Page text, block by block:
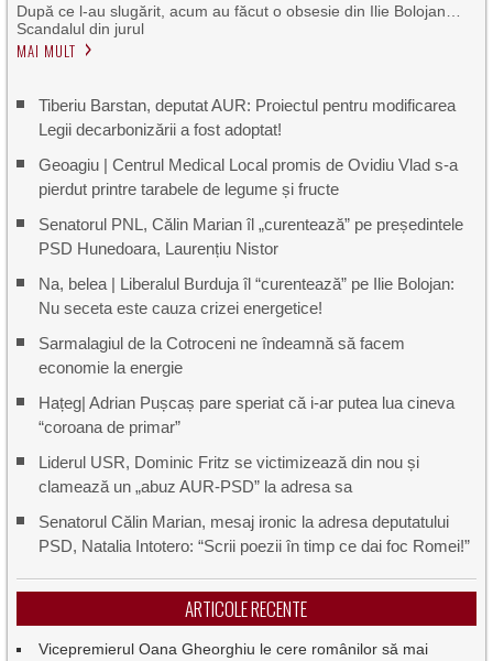
După ce l-au slugărit, acum au făcut o obsesie din Ilie Bolojan…
Scandalul din jurul
MAI MULT
Tiberiu Barstan, deputat AUR: Proiectul pentru modificarea
Legii decarbonizării a fost adoptat!
Geoagiu | Centrul Medical Local promis de Ovidiu Vlad s-a
pierdut printre tarabele de legume și fructe
Senatorul PNL, Călin Marian îl „curentează” pe președintele
PSD Hunedoara, Laurențiu Nistor
Na, belea | Liberalul Burduja îl “curentează” pe Ilie Bolojan:
Nu seceta este cauza crizei energetice!
Sarmalagiul de la Cotroceni ne îndeamnă să facem
economie la energie
Hațeg| Adrian Pușcaș pare speriat că i-ar putea lua cineva
“coroana de primar”
Liderul USR, Dominic Fritz se victimizează din nou și
clamează un „abuz AUR-PSD” la adresa sa
Senatorul Călin Marian, mesaj ironic la adresa deputatului
PSD, Natalia Intotero: “Scrii poezii în timp ce dai foc Romei!”
ARTICOLE RECENTE
Vicepremierul Oana Gheorghiu le cere românilor să mai